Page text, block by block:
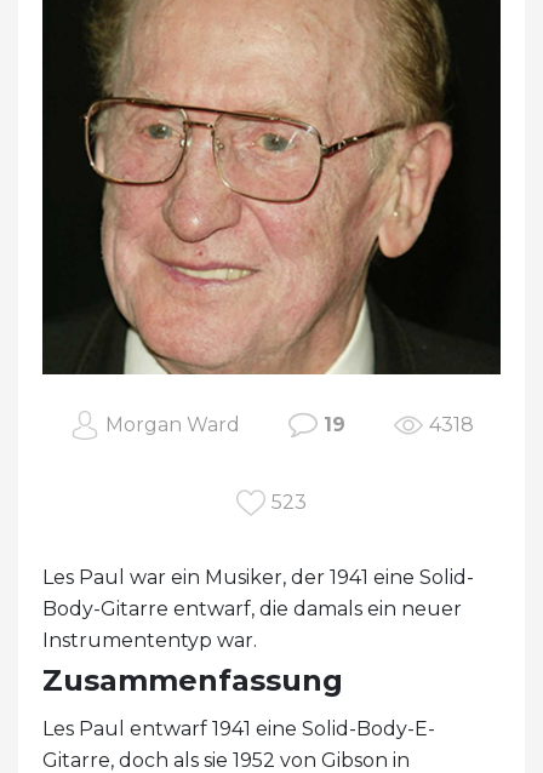
Morgan Ward 19 4318
523
Les Paul war ein Musiker, der 1941 eine Solid-
Body-Gitarre entwarf, die damals ein neuer
Instrumententyp war.
Zusammenfassung
Les Paul entwarf 1941 eine Solid-Body-E-
Gitarre, doch als sie 1952 von Gibson in